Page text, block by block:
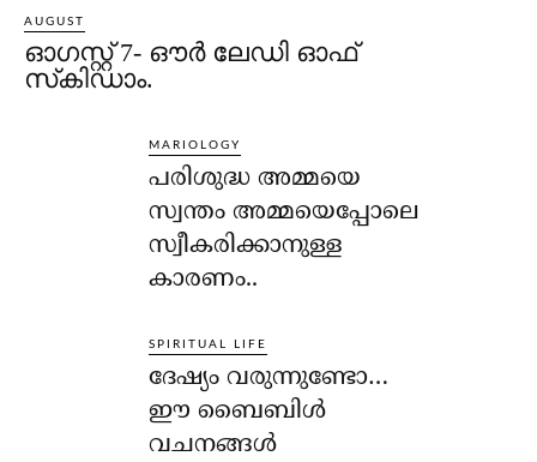
AUGUST
ഓഗസ്റ്റ് 7- ഔര്‍ ലേഡി ഓഫ്
സ്‌കിഡാം.
MARIOLOGY
പരിശുദ്ധ അമ്മയെ
സ്വന്തം അമ്മയെപ്പോലെ
സ്വീകരിക്കാനുള്ള
കാരണം..
SPIRITUAL LIFE
ദേഷ്യം വരുന്നുണ്ടോ…
ഈ ബൈബിള്‍
വചനങ്ങള്‍